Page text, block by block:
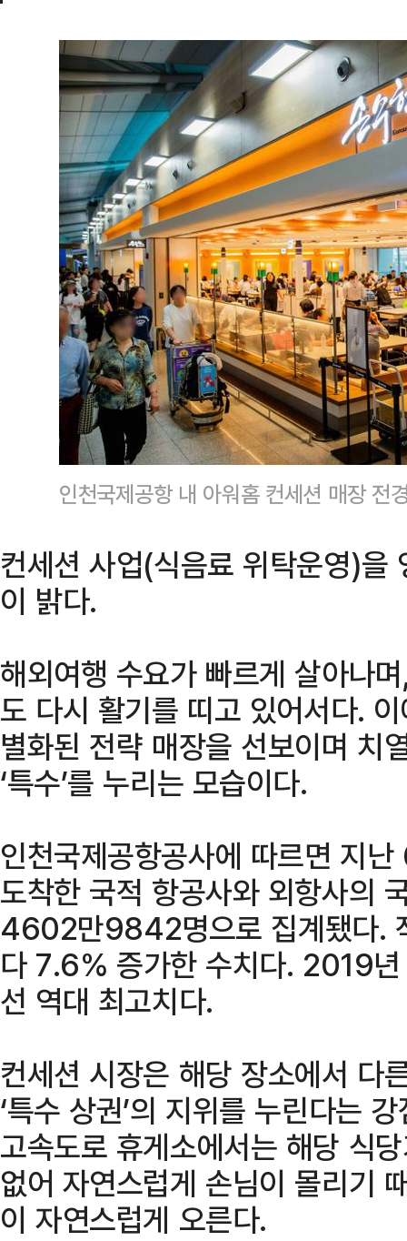
인천국제공항 내 아워홈 컨세션 매장
컨세션 사업(식음료 위탁운영)을
이 밝다.
해외여행 수요가 빠르게 살아나
도 다시 활기를 띠고 있어서다.
별화된 전략 매장을 선보이며 치
‘특수’를 누리는 모습이다.
인천국제공항공사에 따르면 지
도착한 국적 항공사와 외항사의
4602만9842명으로 집계됐다.
다 7.6% 증가한 수치다. 2019
선 역대 최고치다.
컨세션 시장은 해당 장소에서 다
‘특수 상권’의 지위를 누린다는
고속도로 휴게소에서는 해당 식
없어 자연스럽게 손님이 몰리기
이 자연스럽게 오른다.